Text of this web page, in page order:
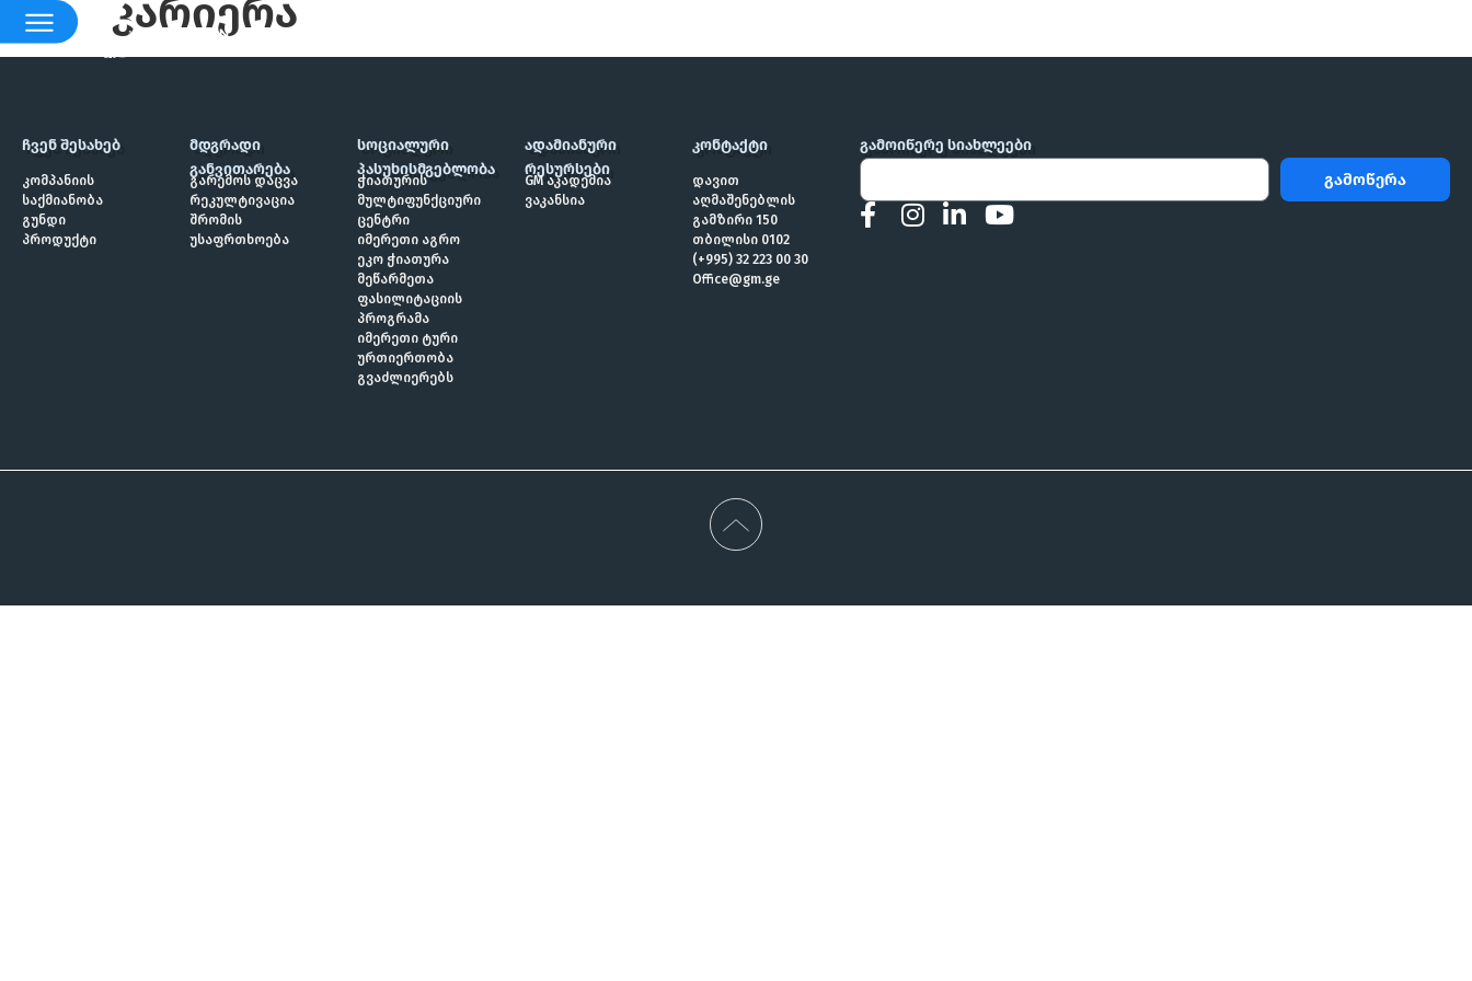
კარიერა
ᲩᲕᲔᲜ ᲨᲔᲡᲐᲮᲔᲑ
კომპანიის
საქმიანობა
გუნდი
პროდუქტი
ᲛᲓᲒᲠᲐᲓᲘ
ᲒᲐᲜᲕᲘᲗᲐᲠᲔᲑᲐ
გარემოს დაცვა
რეკულტივაცია
შრომის
უსაფრთხოება
ᲡᲝᲪᲘᲐᲚᲣᲠᲘ
ᲞᲐᲡᲣᲮᲘᲡᲛᲒᲔᲑᲚᲝᲑᲐ
ჭიათურის
მულტიფუნქციური
ცენტრი
იმერეთი აგრო
ეკო ჭიათურა
მეწარმეთა
ფასილიტაციის
პროგრამა
იმერეთი ტური
ურთიერთობა
გვაძლიერებს
ᲐᲓᲐᲛᲘᲐᲜᲣᲠᲘ
ᲠᲔᲡᲣᲠᲡᲔᲑᲘ
GM აკადემია
ვაკანსია
ᲙᲝᲜᲢᲐᲥᲢᲘ
დავით
აღმაშენებლის
გამზირი 150
თბილისი 0102
(+995) 32 223 00 30
Office@gm.ge
ᲒᲐᲛᲝᲘᲬᲔᲠᲔ ᲡᲘᲐᲮᲚᲔᲔᲑᲘ
გამოწერა